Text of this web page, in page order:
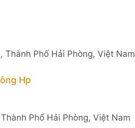
Thành Phố Hải Phòng, Việt Nam
Hp
Phố Hải Phòng, Việt Nam